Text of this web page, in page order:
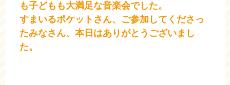
も子どもも大満足な音楽会でした。
すまいるポケットさん、ご参加してくださっ
たみなさん、本日はありがとうございまし
た。